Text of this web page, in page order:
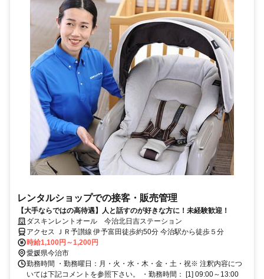
レンタルショップでの接客・販売管理
【大手ならではの高待遇】人と話すのが好きな方に！未経験歓迎！
ダスキンレントオール 今治北日吉ステーション
アクセス ＪＲ予讃線 伊予富田徒歩約50分 今治駅から徒歩５分
時給1,100円～1,200円
愛媛県今治市
勤務時間 ・勤務曜日：月・火・水・木・金・土・祝※ 注釈内容につ
いては下記コメントを参照下さい。 ・勤務時間： [1] 09:00～13:00